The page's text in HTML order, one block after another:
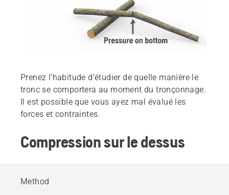
Prenez l’habitude d’étudier de quelle manière le
tronc se comportera au moment du tronçonnage.
Il est possible que vous ayez mal évalué les
forces et contraintes.
Compression sur le dessus
Method